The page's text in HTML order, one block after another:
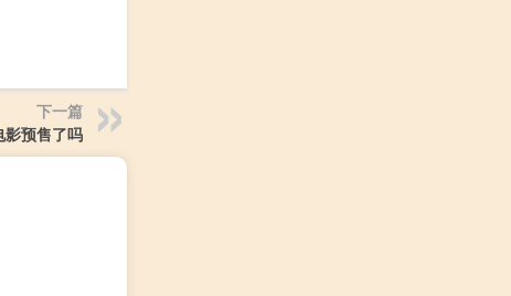
下一篇
影预售了吗